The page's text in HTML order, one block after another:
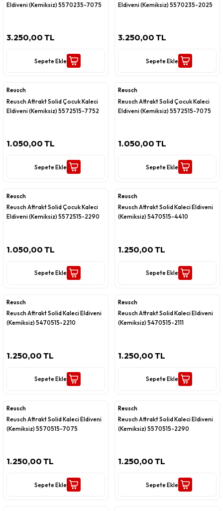
Eldiveni (Kemiksiz) 5570235-7075
3.250,00 TL
Sepete Ekle
Eldiveni (Kemiksiz) 5570235-2025
3.250,00 TL
Sepete Ekle
Reusch
Reusch Attrakt Solid Çocuk Kaleci
Eldiveni (Kemiksiz) 5572515-7752
1.050,00 TL
Sepete Ekle
Reusch
Reusch Attrakt Solid Çocuk Kaleci
Eldiveni (Kemiksiz) 5572515-7075
1.050,00 TL
Sepete Ekle
Reusch
Reusch Attrakt Solid Çocuk Kaleci
Eldiveni (Kemiksiz) 5572515-2290
1.050,00 TL
Sepete Ekle
Reusch
Reusch Attrakt Solid Kaleci Eldiveni
(Kemiksiz) 5470515-4410
1.250,00 TL
Sepete Ekle
Reusch
Reusch Attrakt Solid Kaleci Eldiveni
(Kemiksiz) 5470515-2210
1.250,00 TL
Sepete Ekle
Reusch
Reusch Attrakt Solid Kaleci Eldiveni
(Kemiksiz) 5470515-2111
1.250,00 TL
Sepete Ekle
Reusch
Reusch Attrakt Solid Kaleci Eldiveni
(Kemiksiz) 5570515-7075
1.250,00 TL
Sepete Ekle
Reusch
Reusch Attrakt Solid Kaleci Eldiveni
(Kemiksiz) 5570515-2290
1.250,00 TL
Sepete Ekle